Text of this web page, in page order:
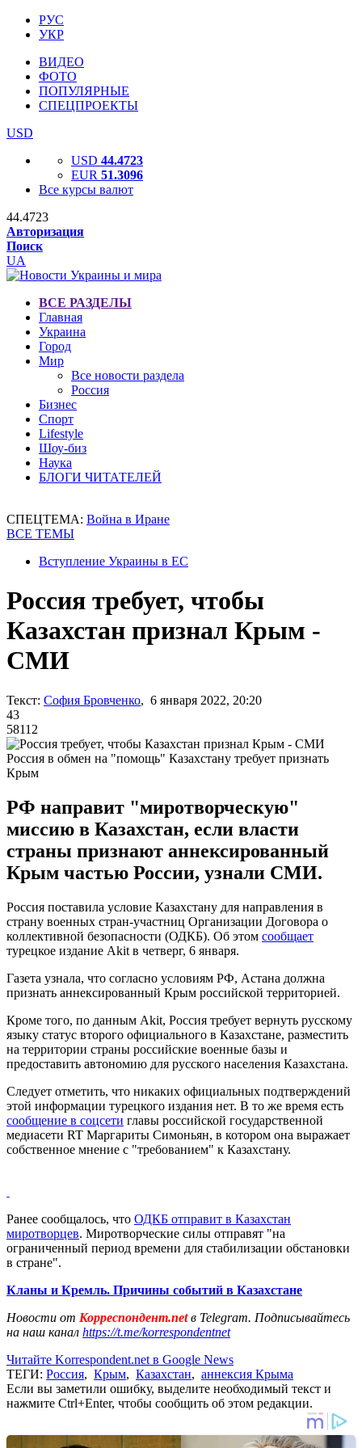
РУС
УКР
ВИДЕО
ФОТО
ПОПУЛЯРНЫЕ
СПЕЦПРОЕКТЫ
USD
USD 44.4723
EUR 51.3096
Все курсы валют
44.4723
Авторизация
Поиск
UA
ВСЕ РАЗДЕЛЫ
Главная
Украина
Город
Мир
Все новости раздела
Россия
Бизнес
Спорт
Lifestyle
Шоу-биз
Наука
БЛОГИ ЧИТАТЕЛЕЙ
СПЕЦТЕМА: Война в Иране
ВСЕ ТЕМЫ
Вступление Украины в ЕС
Россия требует, чтобы
Казахстан признал Крым -
СМИ
Текст: София Бровченко, 6 января 2022, 20:20
43
58112
Россия в обмен на "помощь" Казахстану требует признать
Крым
РФ направит "миротворческую"
миссию в Казахстан, если власти
страны признают аннексированный
Крым частью России, узнали СМИ.
Россия поставила условие Казахстану для направления в
страну военных стран-участниц Организации Договора о
коллективной безопасности (ОДКБ). Об этом сообщает
турецкое издание Akit в четверг, 6 января.
Газета узнала, что согласно условиям РФ, Астана должна
признать аннексированный Крым российской территорией.
Кроме того, по данным Akit, Россия требует вернуть русскому
языку статус второго официального в Казахстане, разместить
на территории страны российские военные базы и
предоставить автономию для русского населения Казахстана.
Следует отметить, что никаких официальных подтверждений
этой информации турецкого издания нет. В то же время есть
сообщение в соцсети главы российской государственной
медиасети RT Маргариты Симоньян, в котором она выражает
собственное мнение с "требованием" к Казахстану.
Ранее сообщалось, что ОДКБ отправит в Казахстан
миротворцев. Миротворческие силы отправят "на
ограниченный период времени для стабилизации обстановки
в стране".
Кланы и Кремль. Причины событий в Казахстане
Новости от Корреспондент.netв Telegram. Подписывайтесь
на наш канал https://t.me/korrespondentnet
Читайте Korrespondent.net в Google News
ТЕГИ: Россия, Крым, Казахстан, аннексия Крыма
Если вы заметили ошибку, выделите необходимый текст и
нажмите Ctrl+Enter, чтобы сообщить об этом редакции.